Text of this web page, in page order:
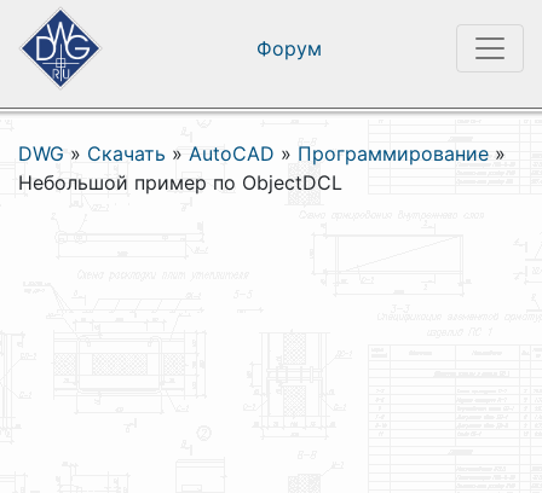
Форум
DWG » Скачать » AutoCAD » Программирование »
Небольшой пример по ObjectDCL